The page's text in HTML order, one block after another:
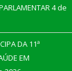
4 de
DA 11ª
EM